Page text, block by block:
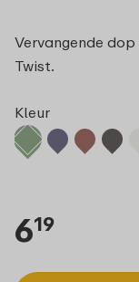
Vervangende
Twist.
Kleur
619